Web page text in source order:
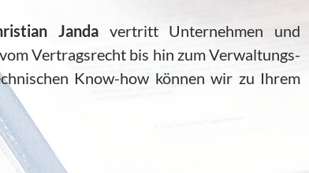
Jandavertritt Unternehmen und
Vertragsrecht bis hin zum Verwaltungs-
Know-how können wir zu Ihrem